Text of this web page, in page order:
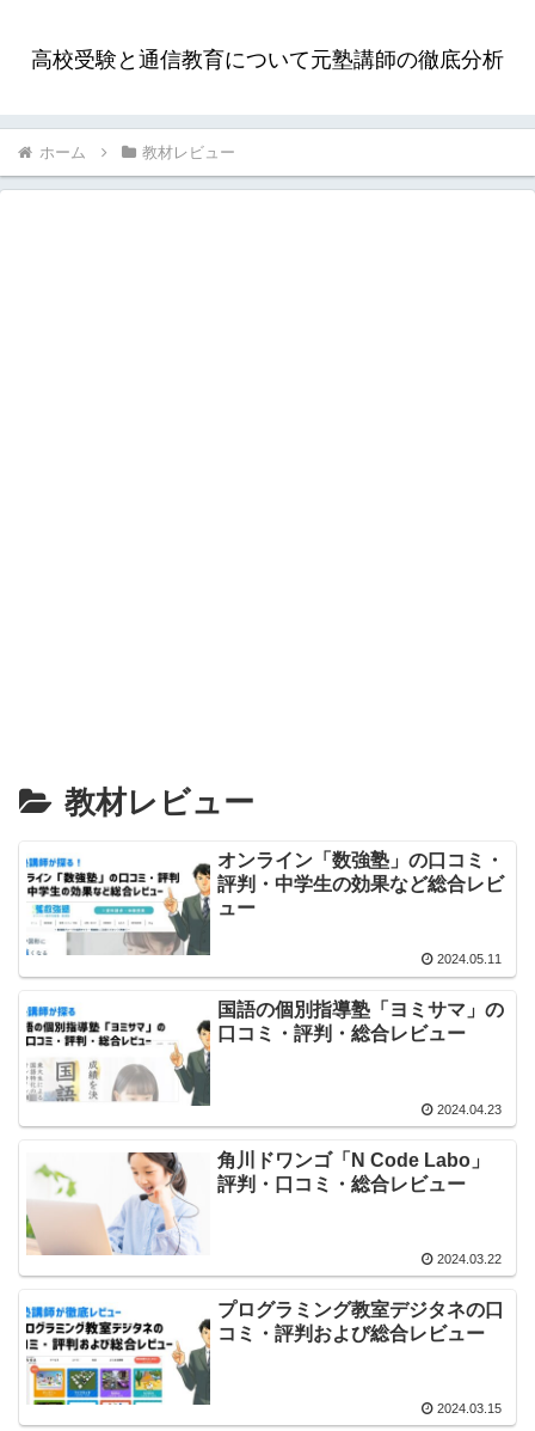
高校受験と通信教育について元塾講師の徹底分析
ホーム 教材レビュー
教材レビュー
オンライン「数強塾」の口コミ・
評判・中学生の効果など総合レビ
ュー
2024.05.11
国語の個別指導塾「ヨミサマ」の
口コミ・評判・総合レビュー
2024.04.23
角川ドワンゴ「N Code Labo」
評判・口コミ・総合レビュー
2024.03.22
プログラミング教室デジタネの口
コミ・評判および総合レビュー
2024.03.15